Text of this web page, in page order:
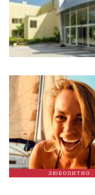
ЛЮБОПИТНО